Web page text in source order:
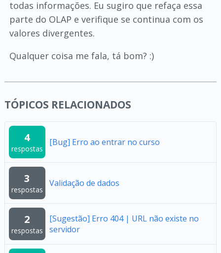
todas informações. Eu sugiro que refaça essa
parte do OLAP e verifique se continua com os
valores divergentes.
Qualquer coisa me fala, tá bom? :)
TÓPICOS RELACIONADOS
4
respostas
[Bug] Erro ao entrar no curso
3
respostas
Validação de dados
2
respostas
[Sugestão] Erro 404 | URL não existe no
servidor